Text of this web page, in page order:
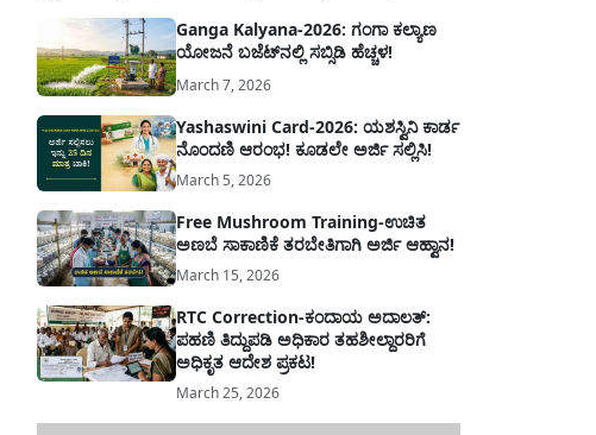
ನೆಮ್ಮದಿಯಿಂದ ಕಳೆಯಬೇಕೆಂಬುದು ಪ್ರತಿಯೊಬ್ಬರ ಕನಸಾಗಿರುತ್ತದೆ ಆದ್ದರಿಂದ
ಸರ್ಕಾರವು ಹಿರಿಯ ನಾಗರಿಕರ ಗುರುತಿನ ಚೀಟಿ...
Ganga Kalyana-2026: ಗಂಗಾ ಕಲ್ಯಾಣ
ಯೋಜನೆ ಬಜೆಟ್‌ನಲ್ಲಿ ಸಬ್ಸಿಡಿ ಹೆಚ್ಚಳ!
March 7, 2026
Yashaswini Card-2026: ಯಶಸ್ವಿನಿ ಕಾರ್ಡ
ನೊಂದಣಿ ಆರಂಭ! ಕೂಡಲೇ ಅರ್ಜಿ ಸಲ್ಲಿಸಿ!
March 5, 2026
Free Mushroom Training-ಉಚಿತ
ಅಣಬೆ ಸಾಕಾಣಿಕೆ ತರಬೇತಿಗಾಗಿ ಅರ್ಜಿ ಆಹ್ವಾನ!
March 15, 2026
RTC Correction-ಕಂದಾಯ ಅದಾಲತ್:
ಪಹಣಿ ತಿದ್ದುಪಡಿ ಅಧಿಕಾರ ತಹಶೀಲ್ದಾರರಿಗೆ
ಅಧಿಕೃತ ಆದೇಶ ಪ್ರಕಟ!
March 25, 2026